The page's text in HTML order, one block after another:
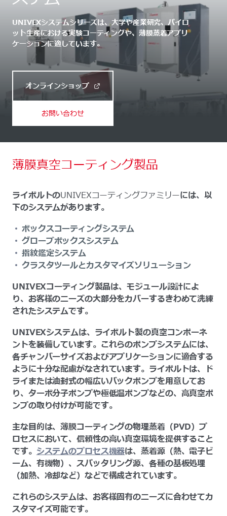
UNIVEXシステムシリーズは、大学や産業研究、パイロ
ット生産における実験コーティングや、薄膜蒸着アプリ
ケーションに適しています。
オンラインショップ
お問い合わせ
薄膜真空コーティング製品
ライボルトのUNIVEXコーティングファミリーには、以
下のシステムがあります。
ボックスコーティングシステム
グローブボックスシステム
指紋鑑定システム
クラスタツールとカスタマイズソリューション
UNIVEXコーティング製品は、モジュール設計によ
り、お客様のニーズの大部分をカバーするきわめて洗練
されたシステムです。
UNIVEXシステムは、ライボルト製の真空コンポーネ
ントを装備しています。これらのポンプシステムには、
各チャンバーサイズおよびアプリケーションに適合する
ように十分な配慮がなされています。ライボルトは、ド
ライまたは油封式の幅広いバックポンプを用意してお
り、ターボ分子ポンプや極低温ポンプなどの、高真空ポ
ンプの取り付けが可能です。
主な目的は、薄膜コーティングの物理蒸着（PVD）プ
ロセスにおいて、信頼性の高い真空環境を提供すること
です。システムのプロセス機器は、蒸着源（熱、電子ビ
ーム、有機物）、スパッタリング源、各種の基板処理
（加熱、冷却など）などで構成されています。
これらのシステムは、お客様固有のニーズに合わせてカ
スタマイズ可能です。